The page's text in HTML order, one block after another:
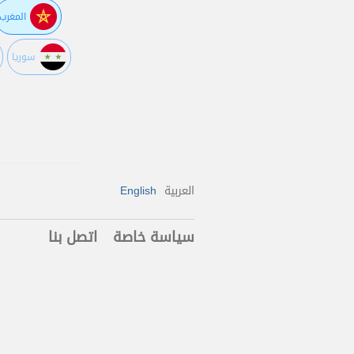
المغرب
سوريا
العربية English
سياسة خاصة اتصل بنا